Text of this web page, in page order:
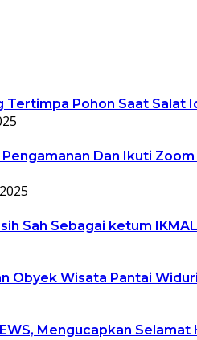
Tertimpa Pohon Saat Salat
Dan Ikuti
Sah Sebagai ketum
Obyek Wisata Pantai
Mengucapkan